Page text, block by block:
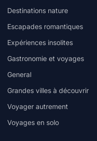
Destinations nature
Escapades romantiques
Expériences insolites
Gastronomie et voyages
General
Grandes villes à découvrir
Voyager autrement
Voyages en solo